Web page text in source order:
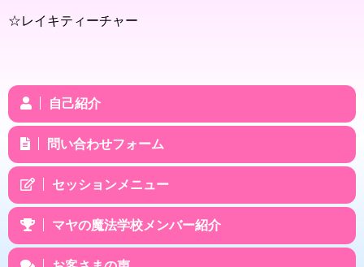
☆レイキティーチャー
自己紹介
問い合わせフォーム
セッションメニュー
マヤの魔法学校メンバー紹介